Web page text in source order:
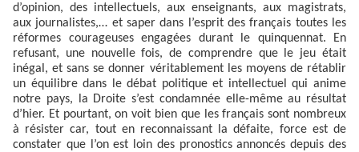
d’opinion, des intellectuels, aux enseignants, aux magistrats,
aux journalistes,… et saper dans l’esprit des français toutes les
réformes courageuses engagées durant le quinquennat. En
refusant, une nouvelle fois, de comprendre que le jeu était
inégal, et sans se donner véritablement les moyens de rétablir
un équilibre dans le débat politique et intellectuel qui anime
notre pays, la Droite s’est condamnée elle-même au résultat
d’hier. Et pourtant, on voit bien que les français sont nombreux
à résister car, tout en reconnaissant la défaite, force est de
constater que l’on est loin des pronostics annoncés depuis des